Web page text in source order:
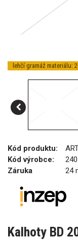
lehčí gramáž materiálu:
Kód produktu:
Kód výrobce:
Záruka
24
Kalhoty BD